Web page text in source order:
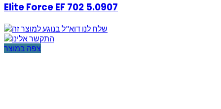
Elite Force EF 702 5.0907
צפה במוצר